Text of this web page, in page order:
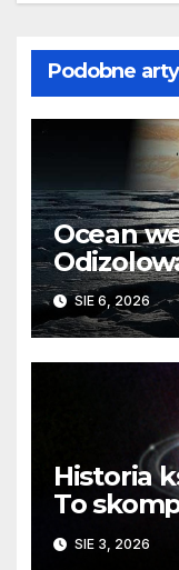
Podobne
Ocean
barierę
SIE 6, 2026
Historia
To
SIE 3, 2026